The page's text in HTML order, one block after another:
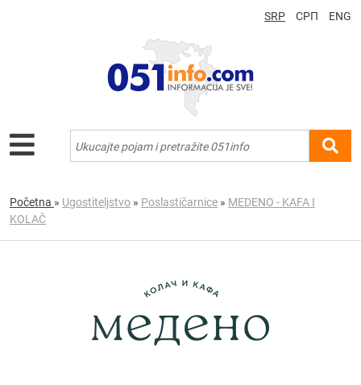
SRP СРП ENG
Početna » Ugostiteljstvo » Poslastičarnice » MEDENO - KAFA I
KOLAČ